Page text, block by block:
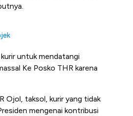
untuk mendatangi
Ke Posko THR karena
Ojol, taksol, kurir yang tidak
mengenai kontribusi